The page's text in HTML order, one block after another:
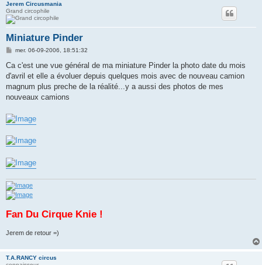
Jerem Circusmania
Grand circophile
Miniature Pinder
M
s
a
g
mer. 06-09-2006, 18:51:32
Ca c'est une vue général de ma miniature Pinder la photo date du mois
d'avril et elle a évoluer depuis quelques mois avec de nouveau camion
magnum plus preche de la réalité...y a aussi des photos de mes
nouveaux camions
Fan Du Cirque Knie !
Jerem de retour =)
T.A.RANCY circus